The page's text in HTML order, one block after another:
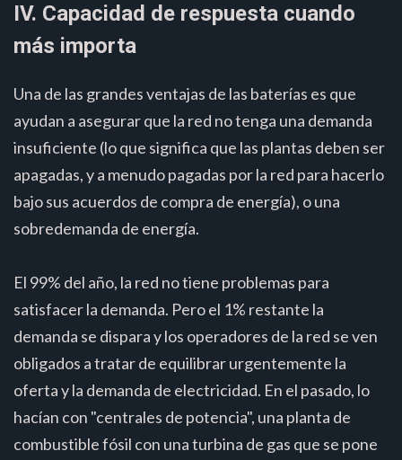
IV. Capacidad de respuesta cuando
más importa
Una de las grandes ventajas de las baterías es que
ayudan a asegurar que la red no tenga una demanda
insuficiente (lo que significa que las plantas deben ser
apagadas, y a menudo pagadas por la red para hacerlo
bajo sus acuerdos de compra de energía), o una
sobredemanda de energía.
El 99% del año, la red no tiene problemas para
satisfacer la demanda. Pero el 1% restante la
demanda se dispara y los operadores de la red se ven
obligados a tratar de equilibrar urgentemente la
oferta y la demanda de electricidad. En el pasado, lo
hacían con "centrales de potencia", una planta de
combustible fósil con una turbina de gas que se pone